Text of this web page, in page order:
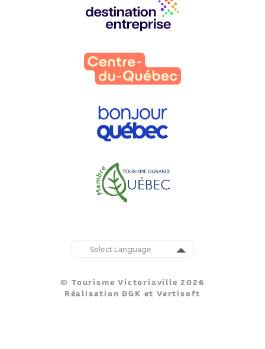
partenaires
:
© Tourisme Victoriaville 2026
Réalisation DGK et Vertisoft